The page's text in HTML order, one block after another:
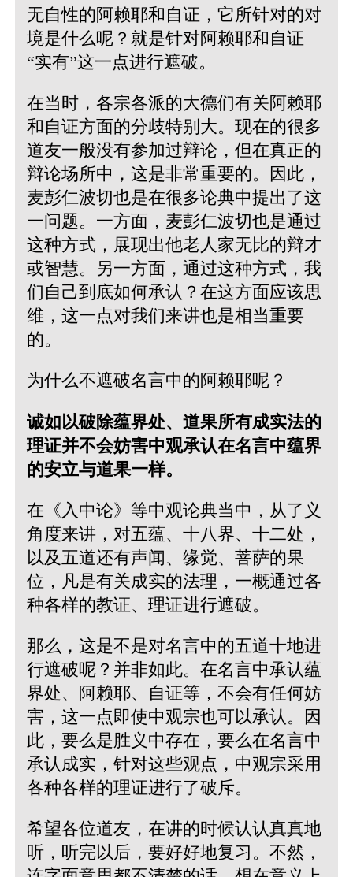
无自性的阿赖耶和自证，它所针对的对
境是什么呢？就是针对阿赖耶和自证
“实有”这一点进行遮破。
在当时，各宗各派的大德们有关阿赖耶
和自证方面的分歧特别大。现在的很多
道友一般没有参加过辩论，但在真正的
辩论场所中，这是非常重要的。因此，
麦彭仁波切也是在很多论典中提出了这
一问题。一方面，麦彭仁波切也是通过
这种方式，展现出他老人家无比的辩才
或智慧。另一方面，通过这种方式，我
们自己到底如何承认？在这方面应该思
维，这一点对我们来讲也是相当重要
的。
为什么不遮破名言中的阿赖耶呢？
诚如以破除蕴界处、道果所有成实法的
理证并不会妨害中观承认在名言中蕴界
的安立与道果一样。
在《入中论》等中观论典当中，从了义
角度来讲，对五蕴、十八界、十二处，
以及五道还有声闻、缘觉、菩萨的果
位，凡是有关成实的法理，一概通过各
种各样的教证、理证进行遮破。
那么，这是不是对名言中的五道十地进
行遮破呢？并非如此。在名言中承认蕴
界处、阿赖耶、自证等，不会有任何妨
害，这一点即使中观宗也可以承认。因
此，要么是胜义中存在，要么在名言中
承认成实，针对这些观点，中观宗采用
各种各样的理证进行了破斥。
希望各位道友，在讲的时候认认真真地
听，听完以后，要好好地复习。不然，